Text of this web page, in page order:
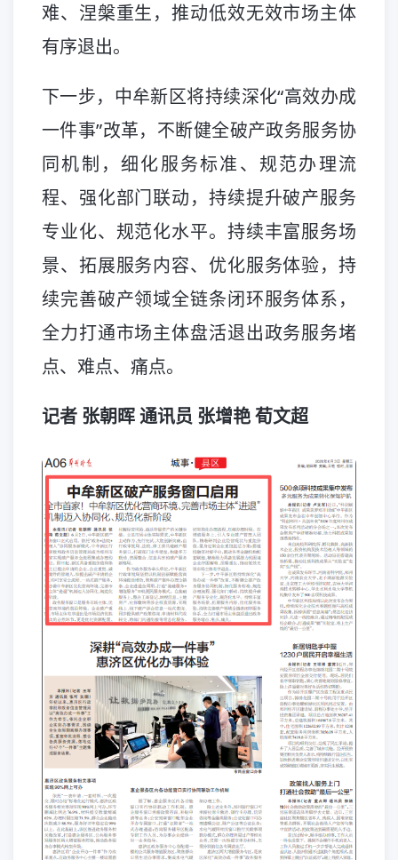
难、涅槃重生，推动低效无效市场主体
有序退出。
下一步，中牟新区将持续深化“高效办成
一件事”改革，不断健全破产政务服务协
同机制，细化服务标准、规范办理流
程、强化部门联动，持续提升破产服务
专业化、规范化水平。持续丰富服务场
景、拓展服务内容、优化服务体验，持
续完善破产领域全链条闭环服务体系，
全力打通市场主体盘活退出政务服务堵
点、难点、痛点。
记者 张朝晖 通讯员 张增艳 荀文超